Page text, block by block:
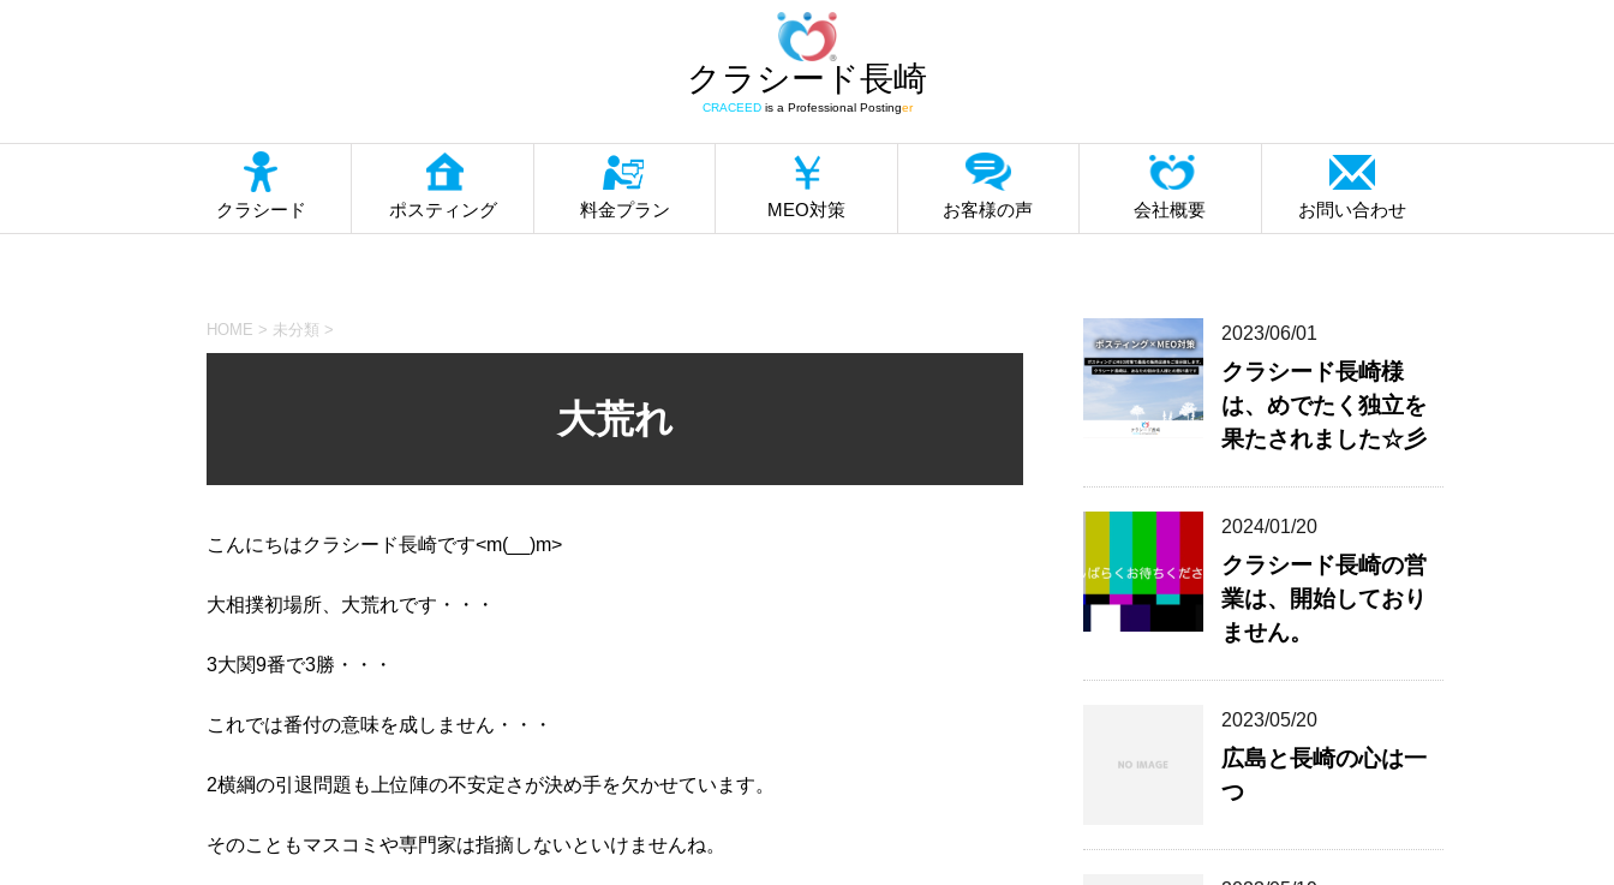
クラシード長崎
CRACEEDis a Professional Postinger
クラシード ポスティング 料金プラン MEO対策 お客様の声 会社概要 お問い合わせ
HOME > 未分類 >
大荒れ
こんにちはクラシード長崎です<m(__)m>
大相撲初場所、大荒れです・・・
3大関9番で3勝・・・
これでは番付の意味を成しません・・・
2横綱の引退問題も上位陣の不安定さが決め手を欠かせています。
そのこともマスコミや専門家は指摘しないといけませんね。
2023/06/01
クラシード長崎様
は、めでたく独立を
果たされました☆彡
2024/01/20
クラシード長崎の営
業は、開始しており
ません。
2023/05/20
広島と長崎の心は一
つ